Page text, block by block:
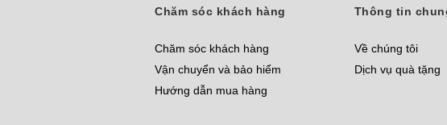
Chăm sóc khách hàng
Chăm sóc khách hàng
Vận chuyển và bảo hiểm
Hướng dẫn mua hàng
Thông tin
Về chúng tôi
Dịch vụ quà tặng